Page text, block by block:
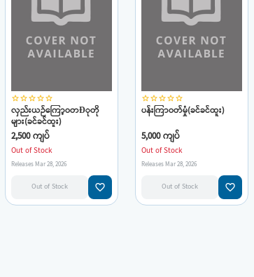
star_borderstar_borderstar_borderstar_borderstar_border
လှည်းယဉ်ကြော့ဝတÐုတို
များ(ခင်ခင်ထူး)
2,500 ကျပ်
Out of Stock
Releases Mar 28, 2026
Out of Stock favorite_border
star_borderstar_borderstar_borderstar_borderstar_border
ပန်းကြာဝတ်မှုံ(ခင်ခင်ထူး)
5,000 ကျပ်
Out of Stock
Releases Mar 28, 2026
Out of Stock favorite_border